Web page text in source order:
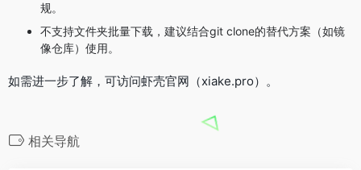
规。
不支持文件夹批量下载，建议结合git clone的替代方案（如镜
像仓库）使用。
如需进一步了解，可访问虾壳官网（xiake.pro）。
相关导航